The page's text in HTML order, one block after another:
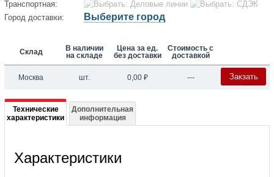
Транспортная:
Город доставки:
Выберите город
Склад
В наличии
на складе
Цена за ед.
без доставки
Стоимость с
доставкой
Москва шт. 0,00 ₽ --- Закзать
Подробная
информация
CAE
Технические
характеристики
Дополнительная
информация
Характеристики